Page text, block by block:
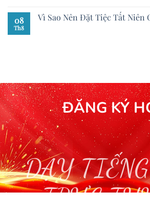
08
Th8
Vì Sao Nên Đặt Tiệc Tất Niên
ĐĂNG KÝ
DẠY
TRỰC